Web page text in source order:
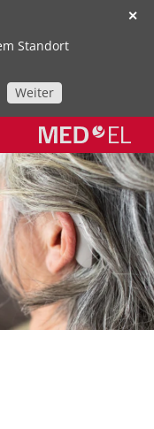
✕
Standort
Weiter